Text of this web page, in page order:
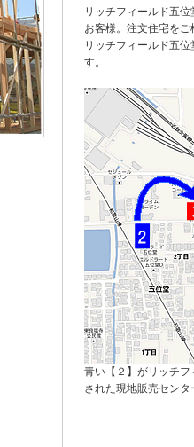
リッチフィールド五
お客様。注文住宅を
リッチフィールド五
す。
青い【２】がリッチ
された現地販売センタ